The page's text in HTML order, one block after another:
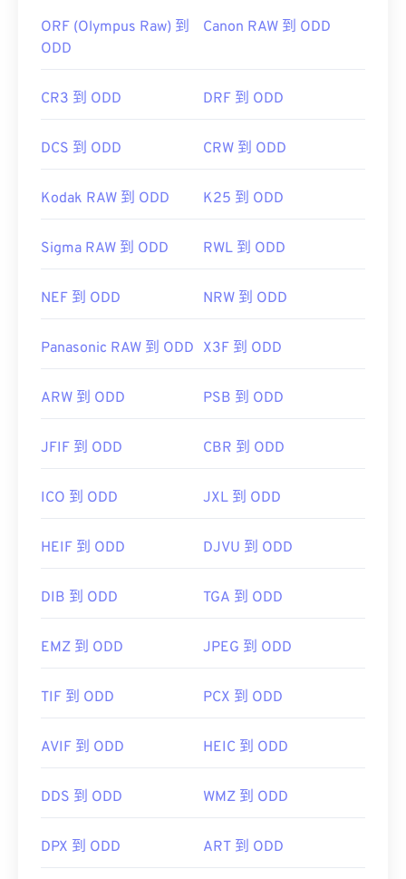
ORF (Olympus Raw) 到
ODD
Canon RAW 到 ODD
CR3 到 ODD DRF 到 ODD
DCS 到 ODD CRW 到 ODD
Kodak RAW 到 ODD K25 到 ODD
Sigma RAW 到 ODD RWL 到 ODD
NEF 到 ODD NRW 到 ODD
Panasonic RAW 到 ODD X3F 到 ODD
ARW 到 ODD PSB 到 ODD
JFIF 到 ODD CBR 到 ODD
ICO 到 ODD JXL 到 ODD
HEIF 到 ODD DJVU 到 ODD
DIB 到 ODD TGA 到 ODD
EMZ 到 ODD JPEG 到 ODD
TIF 到 ODD PCX 到 ODD
AVIF 到 ODD HEIC 到 ODD
DDS 到 ODD WMZ 到 ODD
DPX 到 ODD ART 到 ODD